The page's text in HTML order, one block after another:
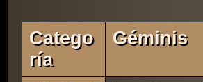
Catego
Ría
Géminis